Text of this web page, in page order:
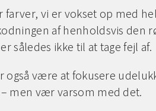
vi er vokset op med
af henholdsvis den
således ikke til at tage fejl af.
også være at fokusere
men vær varsom med det.